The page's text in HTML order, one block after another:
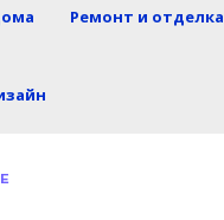
Ремонт и отделка